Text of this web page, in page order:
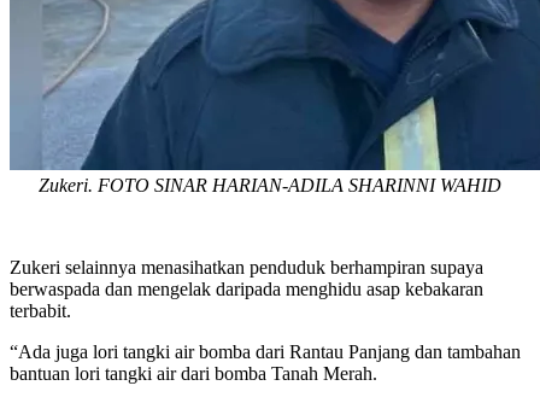
Zukeri. FOTO SINAR HARIAN-ADILA SHARINNI WAHID
Zukeri selainnya menasihatkan penduduk berhampiran supaya
berwaspada dan mengelak daripada menghidu asap kebakaran
terbabit.
“Ada juga lori tangki air bomba dari Rantau Panjang dan tambahan
bantuan lori tangki air dari bomba Tanah Merah.